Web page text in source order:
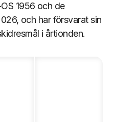
1956 och de
och har försvarat sin
i årtionden.